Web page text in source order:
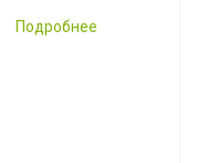
Подробнее